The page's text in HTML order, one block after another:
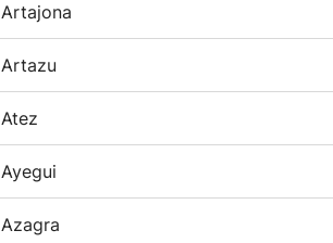
Artajona
Artazu
Atez
Ayegui
Azagra